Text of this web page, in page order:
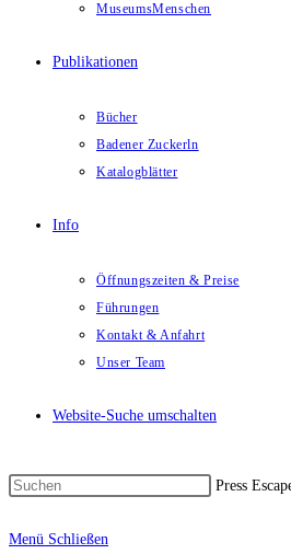
MuseumsMenschen
Publikationen
Bücher
Badener Zuckerln
Katalogblätter
Info
Öffnungszeiten & Preise
Führungen
Kontakt & Anfahrt
Unser Team
Website-Suche umschalten
Press
Menü Schließen